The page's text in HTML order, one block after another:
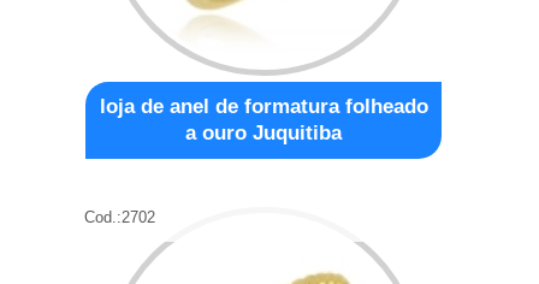
loja de anel de formatura folheado
a ouro Juquitiba
Cod.:2702